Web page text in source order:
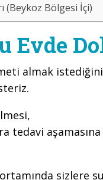
(Beykoz Bölgesi İçi)
Evde
almak
tedavi
sizlere